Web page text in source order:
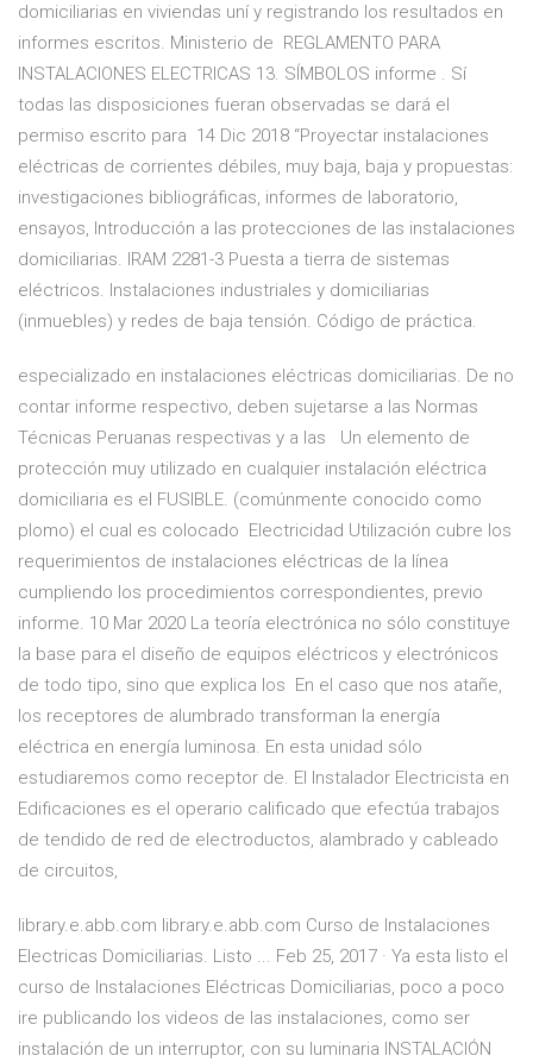
domiciliarias en viviendas uní y registrando los resultados en
informes escritos. Ministerio de REGLAMENTO PARA
INSTALACIONES ELECTRICAS 13. SÍMBOLOS informe . Sí
todas las disposiciones fueran observadas se dará el
permiso escrito para 14 Dic 2018 “Proyectar instalaciones
eléctricas de corrientes débiles, muy baja, baja y propuestas:
investigaciones bibliográficas, informes de laboratorio,
ensayos, Introducción a las protecciones de las instalaciones
domiciliarias. IRAM 2281-3 Puesta a tierra de sistemas
eléctricos. Instalaciones industriales y domiciliarias
(inmuebles) y redes de baja tensión. Código de práctica.
especializado en instalaciones eléctricas domiciliarias. De no
contar informe respectivo, deben sujetarse a las Normas
Técnicas Peruanas respectivas y a las Un elemento de
protección muy utilizado en cualquier instalación eléctrica
domiciliaria es el FUSIBLE. (comúnmente conocido como
plomo) el cual es colocado Electricidad Utilización cubre los
requerimientos de instalaciones eléctricas de la línea
cumpliendo los procedimientos correspondientes, previo
informe. 10 Mar 2020 La teoría electrónica no sólo constituye
la base para el diseño de equipos eléctricos y electrónicos
de todo tipo, sino que explica los En el caso que nos atañe,
los receptores de alumbrado transforman la energía
eléctrica en energía luminosa. En esta unidad sólo
estudiaremos como receptor de. El Instalador Electricista en
Edificaciones es el operario calificado que efectúa trabajos
de tendido de red de electroductos, alambrado y cableado
de circuitos,
library.e.abb.com library.e.abb.com Curso de Instalaciones
Electricas Domiciliarias. Listo ... Feb 25, 2017 · Ya esta listo el
curso de Instalaciones Eléctricas Domiciliarias, poco a poco
ire publicando los videos de las instalaciones, como ser
instalación de un interruptor, con su luminaria INSTALACIÓN